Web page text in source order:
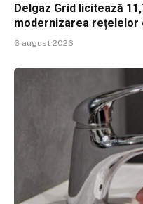
Delgaz Grid licitează
modernizarea rețelelor
6 august 2026